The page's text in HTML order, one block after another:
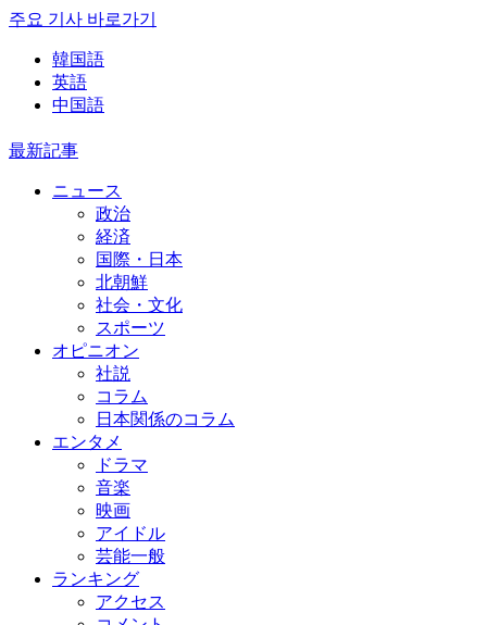
주요 기사 바로가기
韓国語
英語
中国語
最新記事
ニュース
政治
経済
国際・日本
北朝鮮
社会・文化
スポーツ
オピニオン
社説
コラム
日本関係のコラム
エンタメ
ドラマ
音楽
映画
アイドル
芸能一般
ランキング
アクセス